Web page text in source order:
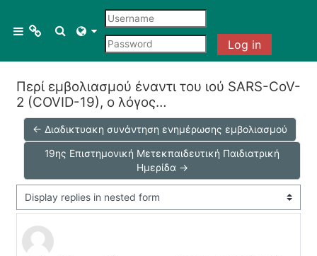
Side panelMenu 1
Courses
All courses
Course search
Toggle search input
Log in
Περί εμβολιασμού έναντι του ιού SARS-CoV-
2 (COVID-19), ο λόγος…
← Διαδικτυακη συνάντηση ενημέρωσης εμβολιασμού
19ης Επιστημονική Μετεκπαιδευτική Παιδιατρική
Ημερίδα →
Display mode